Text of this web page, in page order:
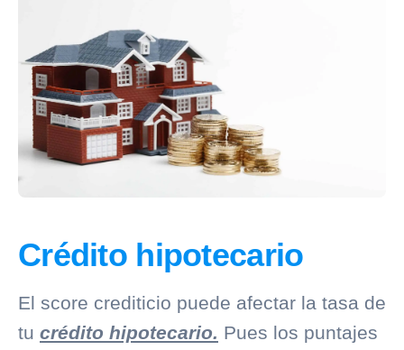
Crédito hipotecario
El score crediticio puede afectar la tasa de
tu crédito hipotecario. Pues los puntajes